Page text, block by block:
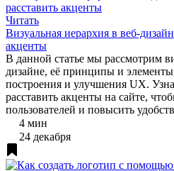
Читать
Визуальная иерархия в веб-
акценты
В данной статье мы рассмотрим
дизайне, её принципы и
построения и улучшения UX.
расставить акценты на сайте,
пользователей и повысить
4 мин
24 декабря